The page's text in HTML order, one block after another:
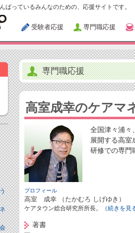
ばっているみんなのための、応援サイトです。
受験者応援 専門職応援
専門職応援
高室成幸のケアマ
全国津々浦々
展開する高室
研修での専門
プロフィール
高室 成幸 （たかむろ しげゆき）
ケアタウン総合研究所所長。 （続きを見
著書